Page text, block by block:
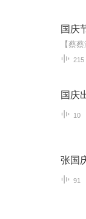
国庆
215
国庆
10
张国
91